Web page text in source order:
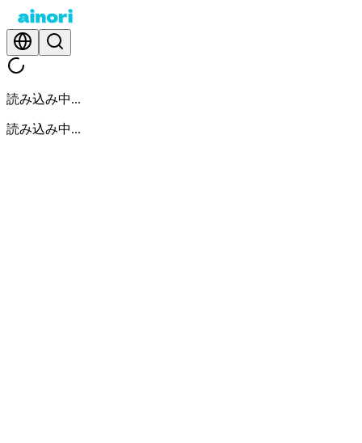
読み込み中...
読み込み中...